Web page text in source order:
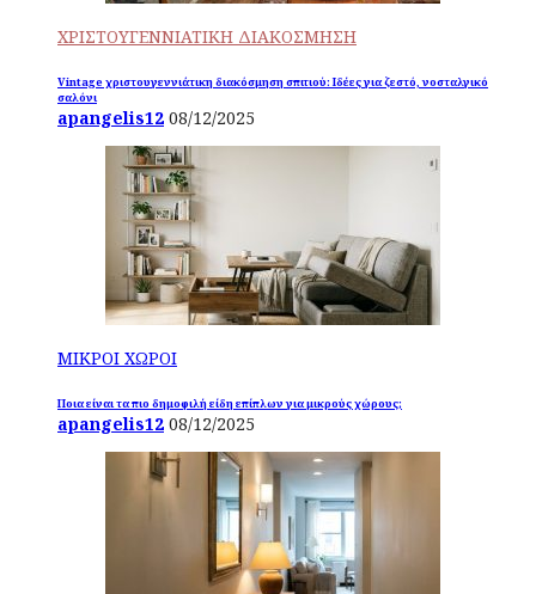
ΧΡΙΣΤΟΥΓΕΝΝΙΑΤΙΚΗ ΔΙΑΚΟΣΜΗΣΗ
Vintage χριστουγεννιάτικη διακόσμηση σπιτιού: Ιδέες για ζεστό, νοσταλγικό
σαλόνι
apangelis12 08/12/2025
ΜΙΚΡΟΙ ΧΩΡΟΙ
Ποια είναι τα πιο δημοφιλή είδη επίπλων για μικρούς χώρους;
apangelis12 08/12/2025